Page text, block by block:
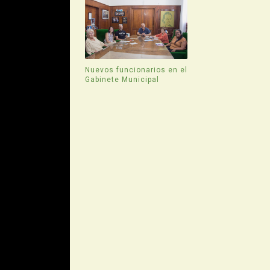
Nuevos funcionarios en el
Gabinete Municipal